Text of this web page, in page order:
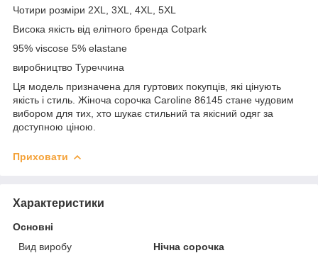
Чотири розміри 2ХL, 3XL, 4XL, 5XL
Висока якість від елітного бренда Cotpark
95% viscose 5% elastane
виробництво Туреччина
Ця модель призначена для гуртових покупців, які цінують
якість і стиль. Жіноча сорочка Caroline 86145 стане чудовим
вибором для тих, хто шукає стильний та якісний одяг за
доступною ціною.
Приховати
Характеристики
Основні
Вид виробу
Нічна сорочка